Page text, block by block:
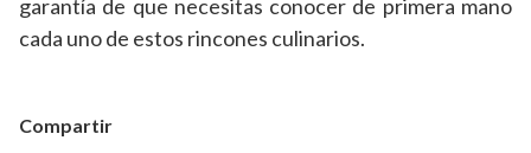
garantía de que necesitas conocer de primera mano
cada uno de estos rincones culinarios.
Compartir